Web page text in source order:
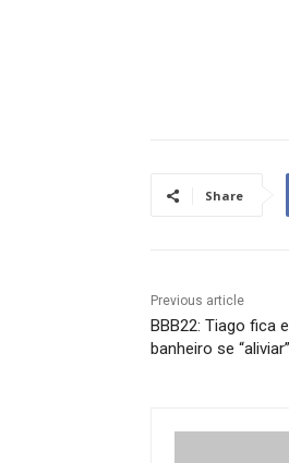
Share
Previous article
BBB22: Tiago fica
banheiro se “aliviar”